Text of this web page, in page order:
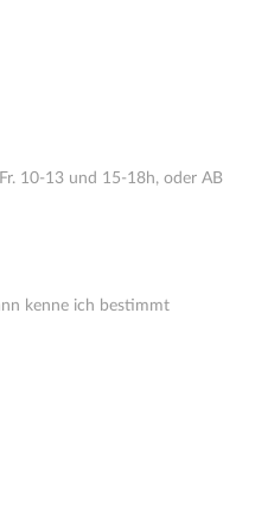
10-13 und 15-18h, oder AB
kenne ich bestimmt